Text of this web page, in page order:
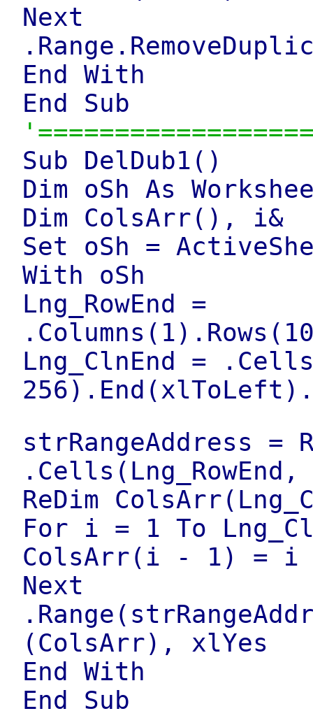
Next
End With
End Sub
Sub DelDub1()
Dim oSh As
Dim ColsArr(), i&
Set oSh =
With oSh
Lng_RowEnd =
Lng_ClnEnd =
strRangeAddress
ReDim
For i = 1 To
ColsArr(i - 1) = i
Next
(ColsArr), xlYes
End With
End Sub